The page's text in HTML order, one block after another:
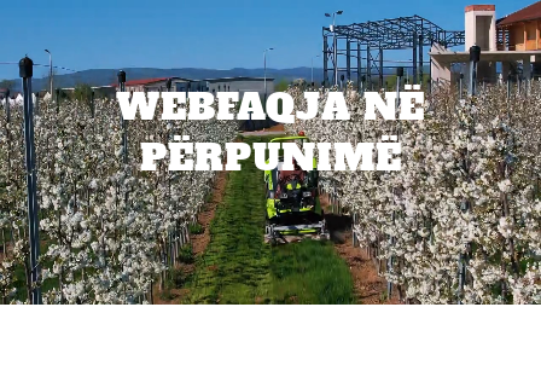
WEBFAQJA NË
PËRPUNIMË